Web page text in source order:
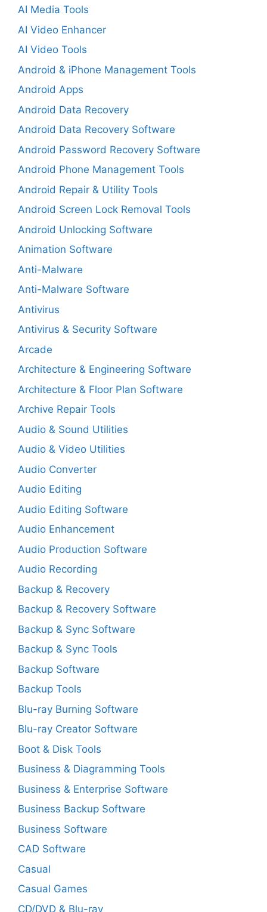
AI Media Tools
AI Video Enhancer
AI Video Tools
Android & iPhone Management Tools
Android Apps
Android Data Recovery
Android Data Recovery Software
Android Password Recovery Software
Android Phone Management Tools
Android Repair & Utility Tools
Android Screen Lock Removal Tools
Android Unlocking Software
Animation Software
Anti-Malware
Anti-Malware Software
Antivirus
Antivirus & Security Software
Arcade
Architecture & Engineering Software
Architecture & Floor Plan Software
Archive Repair Tools
Audio & Sound Utilities
Audio & Video Utilities
Audio Converter
Audio Editing
Audio Editing Software
Audio Enhancement
Audio Production Software
Audio Recording
Backup & Recovery
Backup & Recovery Software
Backup & Sync Software
Backup & Sync Tools
Backup Software
Backup Tools
Blu-ray Burning Software
Blu-ray Creator Software
Boot & Disk Tools
Business & Diagramming Tools
Business & Enterprise Software
Business Backup Software
Business Software
CAD Software
Casual
Casual Games
CD/DVD & Blu-ray